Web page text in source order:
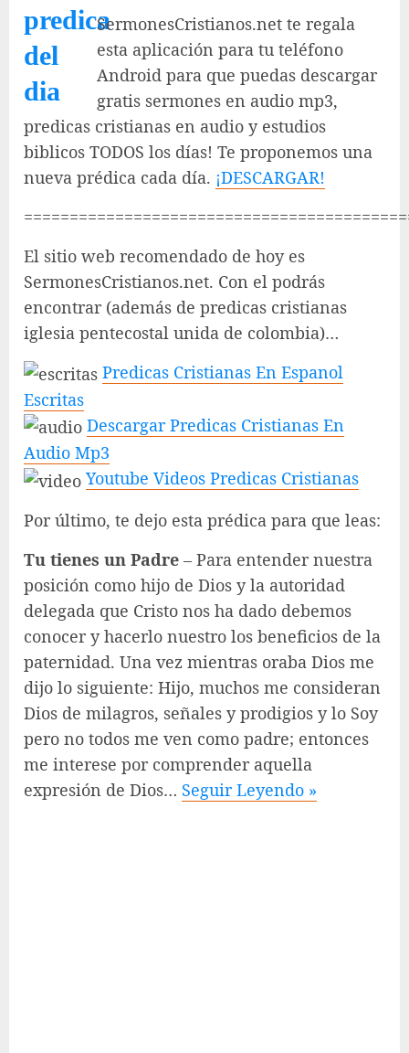
SermonesCristianos.net te regala
esta aplicación para tu teléfono
Android para que puedas descargar
gratis sermones en audio mp3,
predicas cristianas en audio y estudios
biblicos TODOS los días! Te proponemos una
nueva prédica cada día. ¡DESCARGAR!
El sitio web recomendado de hoy es
SermonesCristianos.net. Con el podrás
encontrar (además de predicas cristianas
iglesia pentecostal unida de colombia)…
Predicas Cristianas En Espanol
Escritas
Descargar Predicas Cristianas En
Audio Mp3
Youtube Videos Predicas Cristianas
Por último, te dejo esta prédica para que leas:
Tu tienes un Padre – Para entender nuestra
posición como hijo de Dios y la autoridad
delegada que Cristo nos ha dado debemos
conocer y hacerlo nuestro los beneficios de la
paternidad. Una vez mientras oraba Dios me
dijo lo siguiente: Hijo, muchos me consideran
Dios de milagros, señales y prodigios y lo Soy
pero no todos me ven como padre; entonces
me interese por comprender aquella
expresión de Dios… Seguir Leyendo »